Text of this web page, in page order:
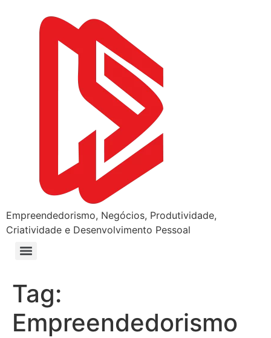
Empreendedorismo, Negócios, Produtividade,
Criatividade e Desenvolvimento Pessoal
Tag:
Empreendedorismo